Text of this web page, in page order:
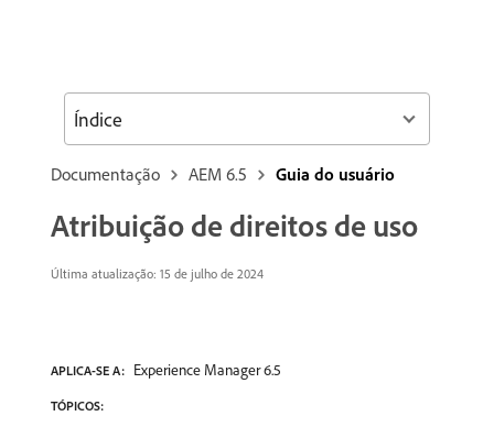
Documentação AEM 6.5 Guia do usuário
Atribuição de direitos de uso
Última atualização: 15 de julho de 2024
APLICA-SE A: Experience Manager 6.5
TÓPICOS:
Índice